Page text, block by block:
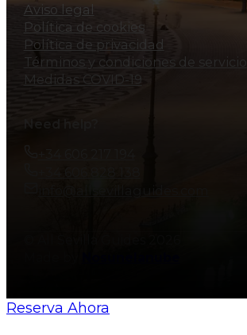
Aviso legal
Política de cookies
Política de privacidad
Términos y condiciones de servicio
Medidas COVID-19
Reserva Ahora